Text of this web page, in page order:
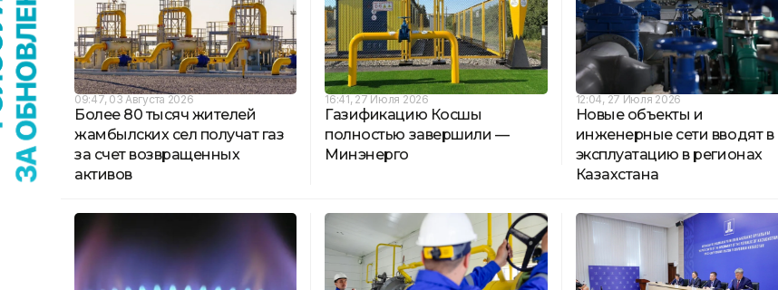
09:47, 03 Августа 2026
Более 80 тысяч жителей
жамбылских сел получат газ
за счет возвращенных
активов
16:41, 27 Июля 2026
Газификацию Косшы
полностью завершили —
Минэнерго
12:04, 27 Июля 2026
Новые объекты и
инженерные сети вводят в
эксплуатацию в регионах
Казахстана